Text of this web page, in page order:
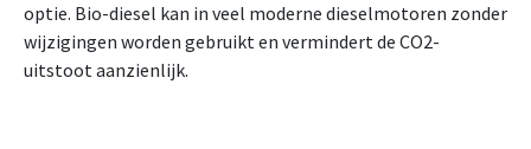
optie. Bio-diesel kan in veel moderne dieselmotoren zonder
wijzigingen worden gebruikt en vermindert de CO2-
uitstoot aanzienlijk.